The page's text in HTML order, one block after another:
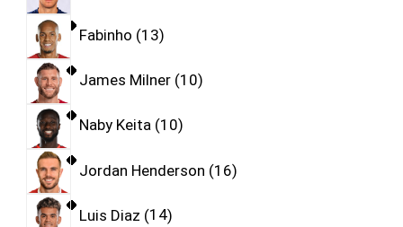
Fabinho 13
James Milner 10
Naby Keita 10
Jordan Henderson 16
Luis Diaz 14